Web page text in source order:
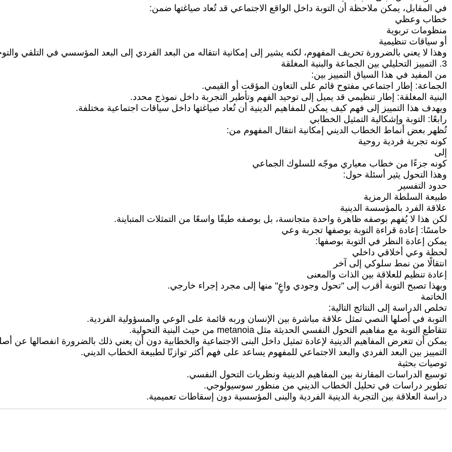
في المقابل، يمكن ملاحظة أن التوبة داخل الواقع الاجتماعي قد تُعاد صياغتها ضمن:
خطاب وعظي
منظومات تربوية
أو سياقات تنظيمية
وهذا لا يعني بالضرورة تحريف المفهوم، لكنه يشير إلى إمكانية انتقاله من البعد الفردي إلى البعد المؤسسي في التلقي
3. التمييز التحليلي بين الجماعة والبنية المغلقة
من المفيد في هذا السياق التمييز بين:
الجماعة: إطار اجتماعي مفتوح قائم على التعاون المؤقت أو القيمي.
البنية المغلقة: إطار تنظيمي قد يميل إلى توحيد الفهم وتأطير التجربة داخل نموذج محدد.
ويهدف هذا التمييز إلى فهم كيف يمكن للمفاهيم الدينية أن تُعاد صياغتها داخل سياقات اجتماعية مختلفة.
رابعًا: التوبة وإشكالية التمثيل الخطابي
تُظهر بعض أنماط الخطاب الديني إمكانية انتقال المفهوم من:
كونه تجربة فردية روحية
إلى
كونه جزءًا من خطاب معياري موجّه للسلوك الجماعي
وهذا التحول يثير أسئلة حول:
حدود التفسير
طبيعة السلطة الرمزية
علاقة الفرد بالمؤسسة الدينية
لكن هذا لا يُفهم بوصفه ظاهرة واحدة متجانسة، بل بوصفه طيفًا واسعًا من التمثلات المتباينة.
خامسًا: إعادة قراءة التوبة بوصفها تجربة وعي
يمكن إعادة النظر في التوبة بوصفها:
لحظة وعي أخلاقي داخلي
انتقالًا من نمط سلوكي إلى آخر
إعادة تنظيم للعلاقة بين الذات والمعنى
وبهذا تصبح التوبة أقرب إلى "تحول وجودي واعٍ" منها إلى مجرد إجراء خارجي.
الخاتمة
تخلص الدراسة إلى النتائج التالية:
التوبة في أصلها النصي تمثل علاقة مباشرة بين الإنسان وربه قائمة على الوعي والمسؤولية الفردية.
تتقاطع التوبة مع مفاهيم التحول النفسي الحديثة مثل metanoia من حيث البنية التحولية.
يمكن أن تتعرض المفاهيم الدينية لإعادة تمثيل داخل البنى الاجتماعية والخطابية دون أن يعني ذلك بالضرورة انفصالها عن
التمييز بين البعد الفردي والبعد الاجتماعي للمفهوم يساعد على فهم أكثر توازنًا لطبيعة الخطاب الديني.
توصيات بحثية
توسيع الدراسات المقارنة بين المفاهيم الدينية ونظريات التحول النفسي.
تطوير دراسات في تحليل الخطاب الديني من منظور سوسيولوجي.
دراسة العلاقة بين التجربة الدينية الفردية والبنى المؤسسية دون إسقاطات تعميمية.